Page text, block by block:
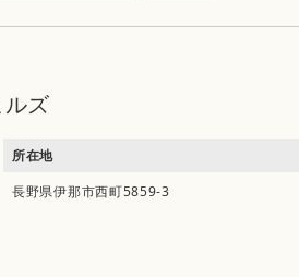
ズ
所在地
長野県伊那市西町5859-3